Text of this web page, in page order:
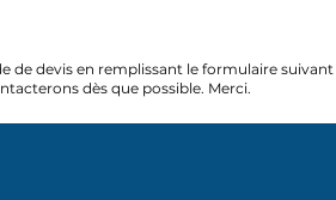
de devis en remplissant le formulaire suivant
dès que possible. Merci.